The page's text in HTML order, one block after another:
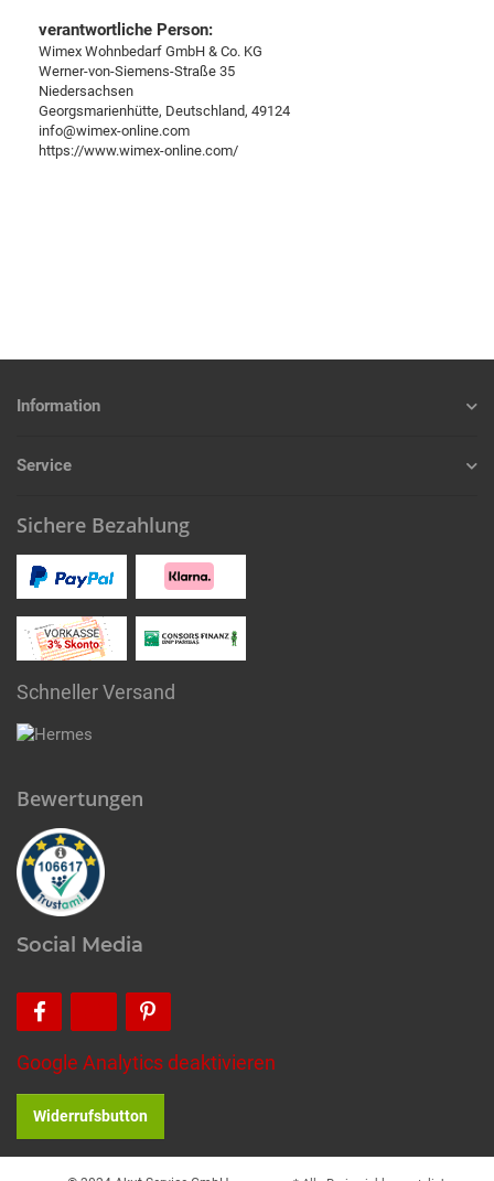
verantwortliche Person:
Wimex Wohnbedarf GmbH & Co. KG
Werner-von-Siemens-Straße 35
Niedersachsen
Georgsmarienhütte, Deutschland, 49124
info@wimex-online.com
https://www.wimex-online.com/
Information
Service
Sichere Bezahlung
Schneller Versand
Bewertungen
Social Media
Google Analytics deaktivieren
Widerrufsbutton